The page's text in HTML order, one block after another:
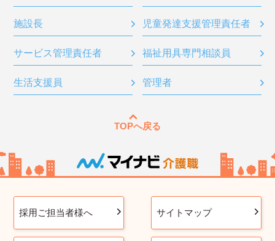
施設長 児童発達支援管理責任者
サービス管理責任者 福祉用具専門相談員
生活支援員 管理者
TOPへ戻る
採用ご担当者様へ サイトマップ